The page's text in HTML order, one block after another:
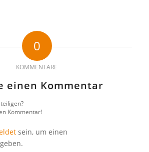
0
KOMMENTARE
einen Kommentar
Kommentar!
sein, um einen